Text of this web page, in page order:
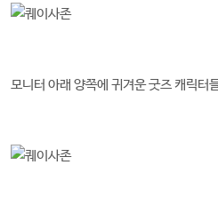
모니터 아래 양쪽에 귀겨운 굿즈 캐릭터